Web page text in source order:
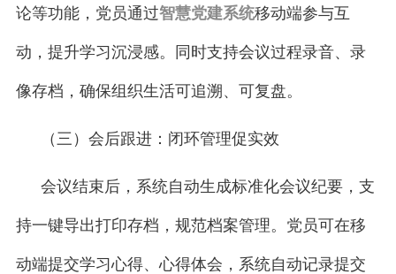
论等功能，党员通过智慧党建系统移动端参与互
动，提升学习沉浸感。同时支持会议过程录音、录
像存档，确保组织生活可追溯、可复盘。
（三）会后跟进：闭环管理促实效
会议结束后，系统自动生成标准化会议纪要，支
持一键导出打印存档，规范档案管理。党员可在移
动端提交学习心得、心得体会，系统自动记录提交